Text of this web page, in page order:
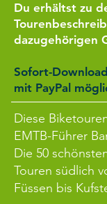
Du erhältst zu
dazugehörigen
Sofort-
mit PayPal
Diese
EMTB-Führer
Die 50
Touren südlich
Füssen bis